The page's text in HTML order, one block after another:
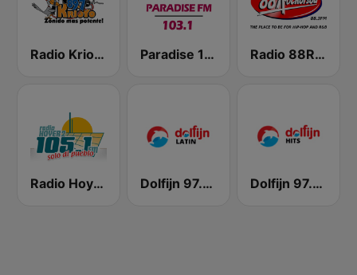
Radio Krioyo 89.7 FM Paradise 103.1 FM Radio 88Rockorsou
Radio Hoyer 2 Dolfijn 97.3 FM Latin Dolfijn 97.3 FM Hits